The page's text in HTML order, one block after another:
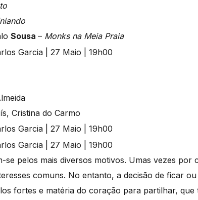
Sousa – Monks na Meia Praia
Cristina do Carmo
se pelos mais diversos motivos. Umas vezes por
comuns. No entanto, a decisão de ficar
fortes e matéria do coração para partilhar,